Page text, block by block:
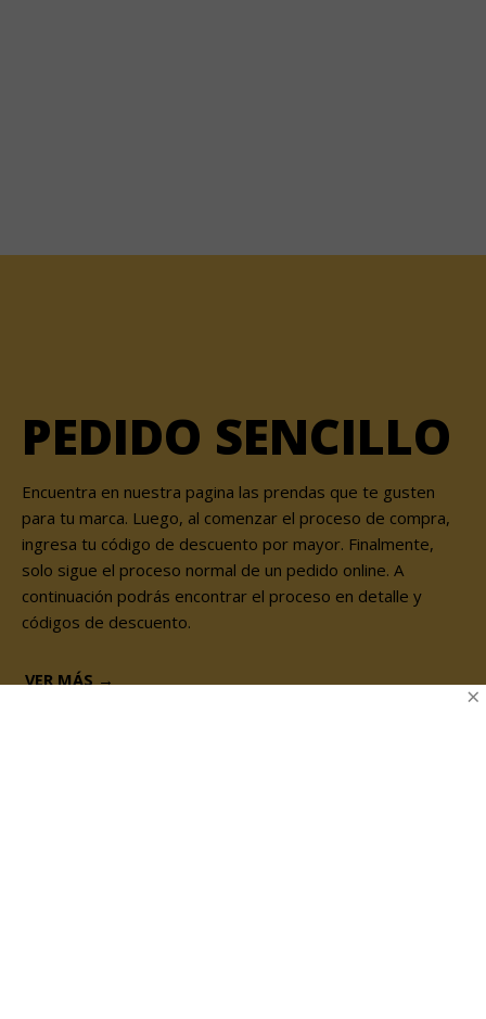
PEDIDO SENCILLO
Encuentra en nuestra pagina las prendas que te gusten
para tu marca. Luego, al comenzar el proceso de compra,
ingresa tu código de descuento por mayor. Finalmente,
solo sigue el proceso normal de un pedido online. A
continuación podrás encontrar el proceso en detalle y
códigos de descuento.
VER MÁS → ×